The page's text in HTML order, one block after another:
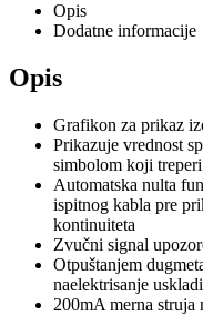
Opis
Dodatne informacije
Opis
Grafikon za prikaz
Prikazuje vrednost
simbolom koji treperi
Automatska nulta
ispitnog kabla pre
kontinuiteta
Zvučni signal
Otpuštanjem
naelektrisanje
200mA merna